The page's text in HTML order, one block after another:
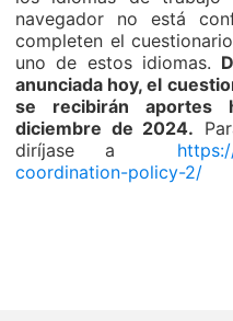
navegador no está
completen el
uno de estos idiomas.
anunciada hoy, el
se recibirán aportes
diciembre de 2024.
diríjase a
https://
coordination-policy-2/